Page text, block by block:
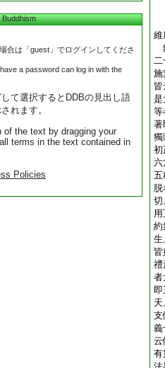
合は「guest」でログインしてくださ
a password can log in with the
て選択するとDDBの見出し語
れます。
of the text by dragging your
terms in the text contained in
Policies
維
二
施
是
等
著
獨
初
六
五
切
約
生
禮
者
支
義
云
有